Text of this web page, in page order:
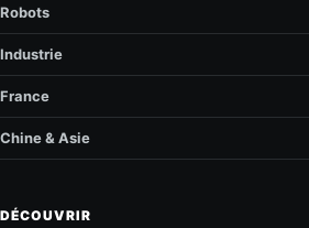
Robots
Industrie
France
Chine & Asie
DÉCOUVRIR